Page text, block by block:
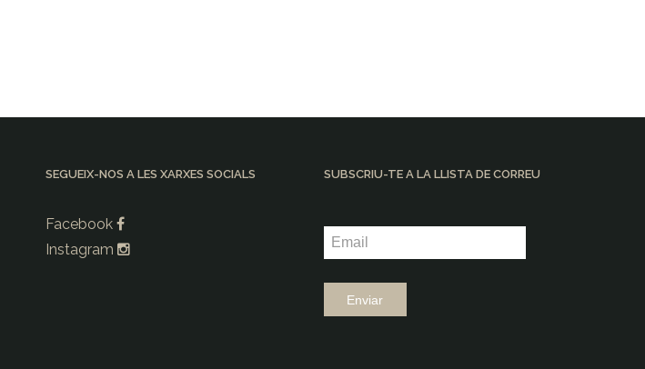
SEGUEIX-NOS A LES XARXES SOCIALS
Facebook
Instagram
SUBSCRIU-TE A LA LLISTA DE CORREU